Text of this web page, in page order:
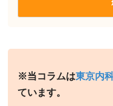
※当コラムは東京内
ています。